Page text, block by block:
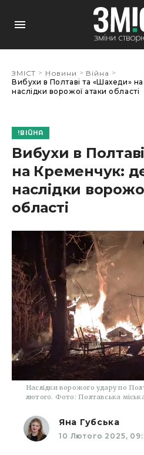
ЗМІСТ > Новини > Війна >
Вибухи в Полтаві та «Шахеди»
наслідки ворожої атаки області
ВІЙНА
Вибухи в
на Кременчук:
наслідки
області
Наслідки ворожого удару по
лютого. Фото: Полтавська
Яна Губська
10 Лютого 2025,